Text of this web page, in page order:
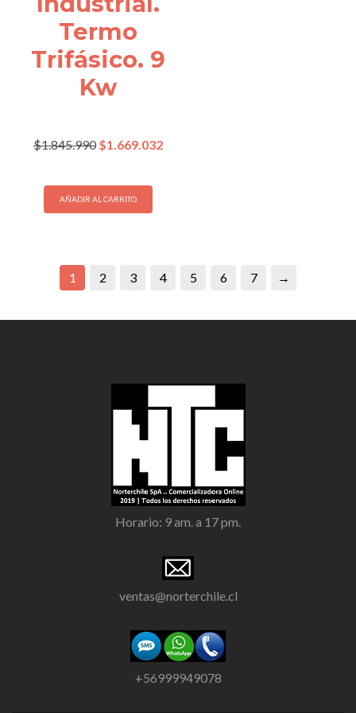
Termo
Trifásico. 9
Kw
$1.845.990 El
$1.845.990.
$1.669.032El
AÑADIR AL CARRITO
1 2 3 4 5 6 7 →
Horario: 9 am. a 17 pm.
ventas@norterchile.cl
+56999949078